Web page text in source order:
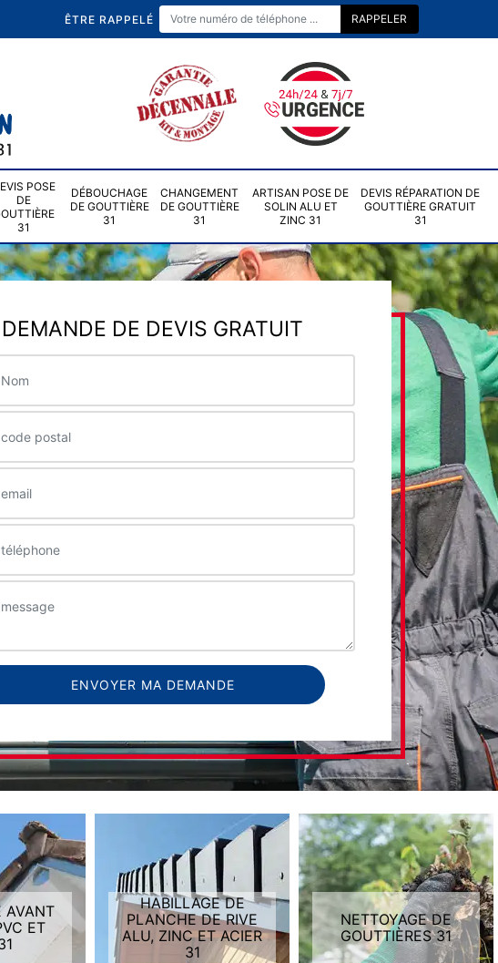
ÊTRE RAPPELÉ
POSE
DE
31
DÉBOUCHAGE
DE GOUTTIÈRE
31
CHANGEMENT
DE GOUTTIÈRE
31
ARTISAN POSE DE
SOLIN ALU ET
ZINC 31
DEVIS RÉPARATION DE
GOUTTIÈRE GRATUIT
31
DEMANDE DE DEVIS GRATUIT
AVANT
ET
HABILLAGE DE
PLANCHE DE RIVE
ALU, ZINC ET ACIER
31
NETTOYAGE DE
GOUTTIÈRES 31